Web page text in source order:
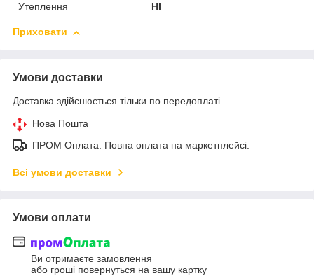
Утеплення
HI
Приховати
Умови доставки
Доставка здійснюється тільки по передоплаті.
Нова Пошта
ПРОМ Оплата. Повна оплата на маркетплейсі.
Всі умови доставки
Умови оплати
Ви отримаєте замовлення
або гроші повернуться на вашу картку